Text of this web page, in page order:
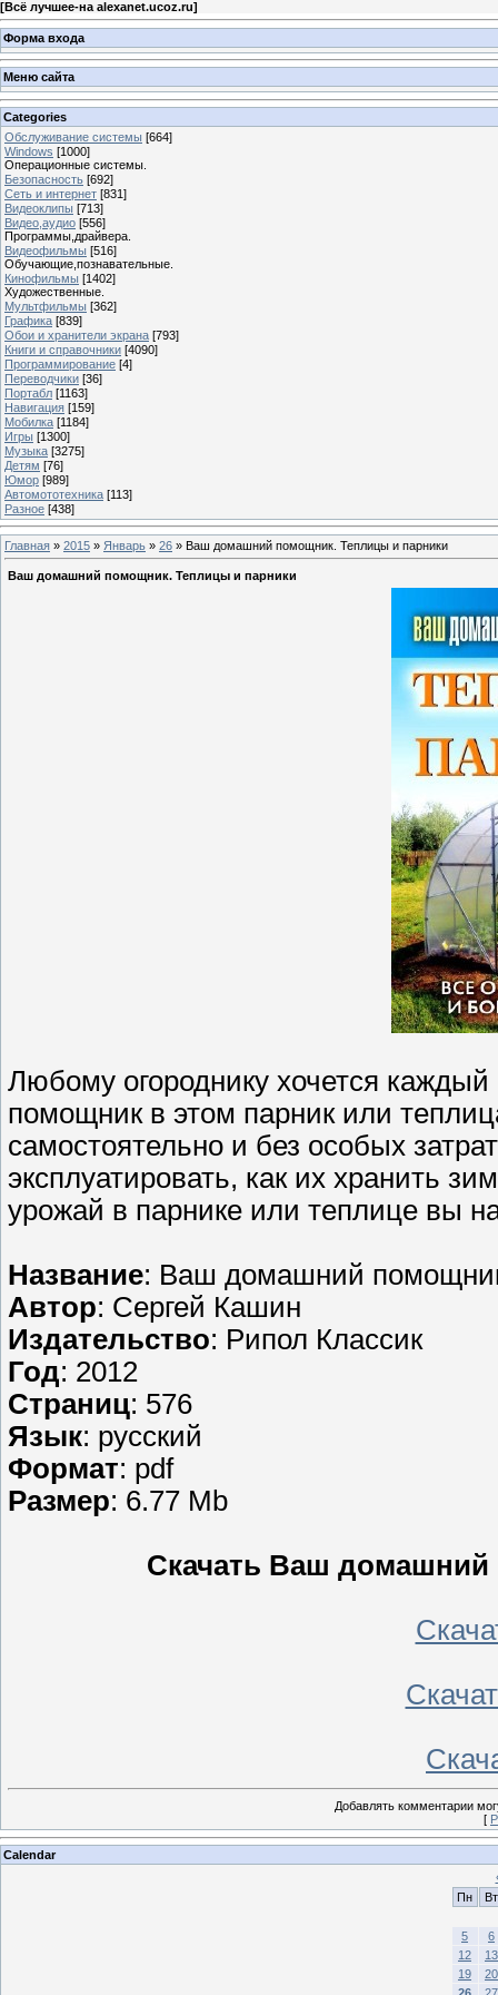
[Всё лучшее-на alexanet.ucoz.ru]
Форма входа
Меню сайта
Categories
Обслуживание системы [664]
Windows [1000]
Операционные системы.
Безопасность [692]
Сеть и интернет [831]
Видеоклипы [713]
Видео,аудио [556]
Программы,драйвера.
Видеофильмы [516]
Обучающие,познавательные.
Кинофильмы [1402]
Художественные.
Мультфильмы [362]
Графика [839]
Обои и хранители экрана [793]
Книги и справочники [4090]
Программирование [4]
Переводчики [36]
Портабл [1163]
Навигация [159]
Мобилка [1184]
Игры [1300]
Музыка [3275]
Детям [76]
Юмор [989]
Автомототехника [113]
Разное [438]
Главная » 2015 » Январь » 26 » Ваш домашний помощник. Теплицы и парники
Ваш домашний помощник. Теплицы и парники
Любому огороднику хочется
помощник в этом парник или
самостоятельно и без особых
эксплуатировать, как их хранить
урожай в парнике или теплице вы
Название: Ваш домашний
Автор: Сергей Кашин
Издательство: Рипол Классик
Год: 2012
Страниц: 576
Язык: русский
Формат: pdf
Размер: 6.77 Mb
Скачать Ваш
Добавлять комментарии
[
Calendar
Пн
Вт
5
6
12
13
19
20